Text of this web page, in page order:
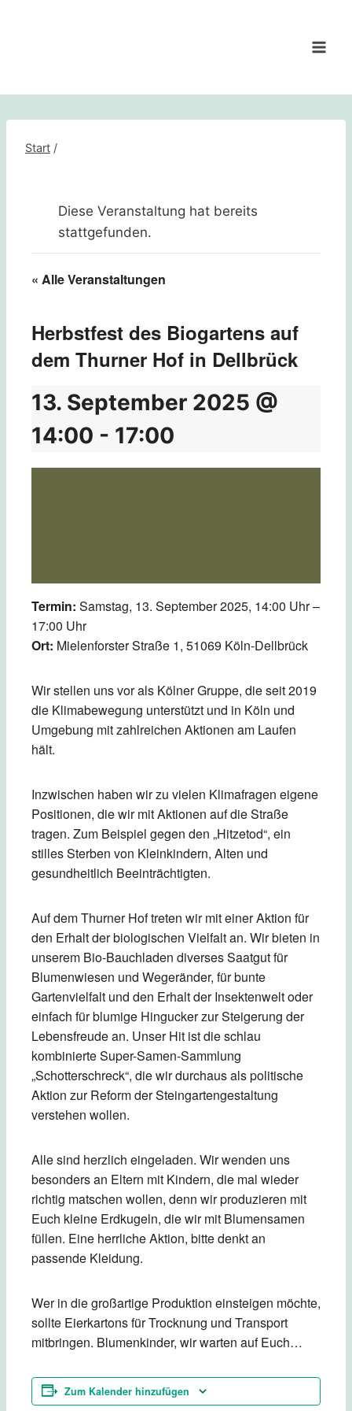
Start /
Diese Veranstaltung hat bereits
stattgefunden.
« Alle Veranstaltungen
Herbstfest des Biogartens auf
dem Thurner Hof in Dellbrück
13. September 2025 @
14:00 - 17:00
Termin: Samstag, 13. September 2025, 14:00 Uhr –
17:00 Uhr
Ort: Mielenforster Straße 1, 51069 Köln-Dellbrück
Wir stellen uns vor als Kölner Gruppe, die seit 2019
die Klimabewegung unterstützt und in Köln und
Umgebung mit zahlreichen Aktionen am Laufen
hält.
Inzwischen haben wir zu vielen Klimafragen eigene
Positionen, die wir mit Aktionen auf die Straße
tragen. Zum Beispiel gegen den „Hitzetod“, ein
stilles Sterben von Kleinkindern, Alten und
gesundheitlich Beeinträchtigten.
Auf dem Thurner Hof treten wir mit einer Aktion für
den Erhalt der biologischen Vielfalt an. Wir bieten in
unserem Bio-Bauchladen diverses Saatgut für
Blumenwiesen und Wegeränder, für bunte
Gartenvielfalt und den Erhalt der Insektenwelt oder
einfach für blumige Hingucker zur Steigerung der
Lebensfreude an. Unser Hit ist die schlau
kombinierte Super-Samen-Sammlung
„Schotterschreck“, die wir durchaus als politische
Aktion zur Reform der Steingartengestaltung
verstehen wollen.
Alle sind herzlich eingeladen. Wir wenden uns
besonders an Eltern mit Kindern, die mal wieder
richtig matschen wollen, denn wir produzieren mit
Euch kleine Erdkugeln, die wir mit Blumensamen
füllen. Eine herrliche Aktion, bitte denkt an
passende Kleidung.
Wer in die großartige Produktion einsteigen möchte,
sollte Eierkartons für Trocknung und Transport
mitbringen. Blumenkinder, wir warten auf Euch…
Zum Kalender hinzufügen